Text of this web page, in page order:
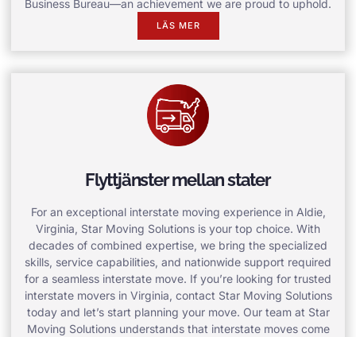
Business Bureau—an achievement we are proud to uphold.
LÄS MER
Flyttjänster mellan stater
For an exceptional interstate moving experience in Aldie,
Virginia, Star Moving Solutions is your top choice. With
decades of combined expertise, we bring the specialized
skills, service capabilities, and nationwide support required
for a seamless interstate move. If you’re looking for trusted
interstate movers in Virginia, contact Star Moving Solutions
today and let’s start planning your move. Our team at Star
Moving Solutions understands that interstate moves come